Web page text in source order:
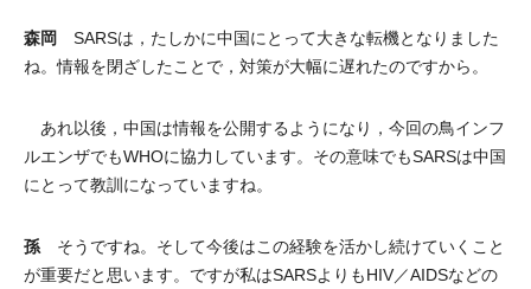
森岡 SARSは，たしかに中国にとって大きな転機となりました
ね。情報を閉ざしたことで，対策が大幅に遅れたのですから。
あれ以後，中国は情報を公開するようになり，今回の鳥インフ
ルエンザでもWHOに協力しています。その意味でもSARSは中国
にとって教訓になっていますね。
孫 そうですね。そして今後はこの経験を活かし続けていくこと
が重要だと思います。ですが私はSARSよりもHIV／AIDSなどの